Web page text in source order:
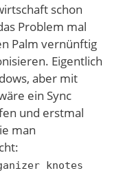
schon
Problem mal
Palm vernünftig
Eigentlich
aber mit
ein Sync
und erstmal
man
knotes